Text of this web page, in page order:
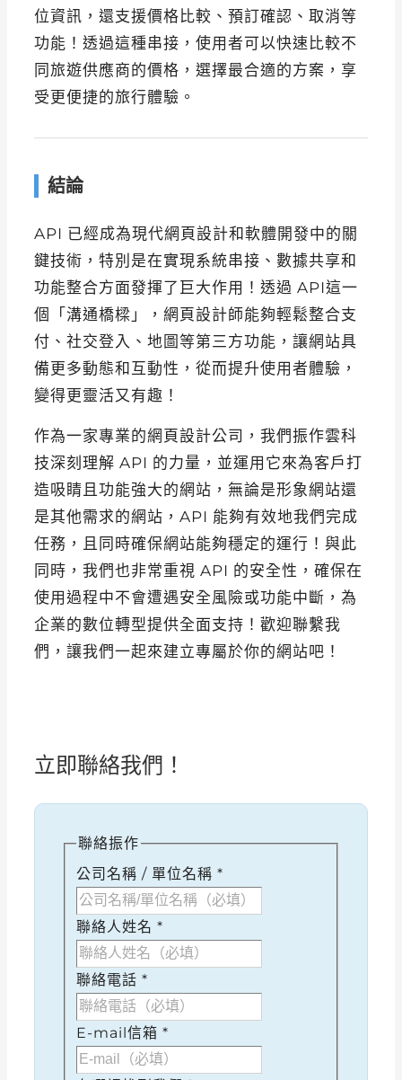
位資訊，還支援價格比較、預訂確認、取消等
功能！透過這種串接，使用者可以快速比較不
同旅遊供應商的價格，選擇最合適的方案，享
受更便捷的旅行體驗。
結論
API 已經成為現代網頁設計和軟體開發中的關
鍵技術，特別是在實現系統串接、數據共享和
功能整合方面發揮了巨大作用！透過 API這一
個「溝通橋樑」，網頁設計師能夠輕鬆整合支
付、社交登入、地圖等第三方功能，讓網站具
備更多動態和互動性，從而提升使用者體驗，
變得更靈活又有趣！
作為一家專業的網頁設計公司，我們振作雲科
技深刻理解 API 的力量，並運用它來為客戶打
造吸睛且功能強大的網站，無論是形象網站還
是其他需求的網站，API 能夠有效地我們完成
任務，且同時確保網站能夠穩定的運行！與此
同時，我們也非常重視 API 的安全性，確保在
使用過程中不會遭遇安全風險或功能中斷，為
企業的數位轉型提供全面支持！歡迎聯繫我
們，讓我們一起來建立專屬於你的網站吧！
立即聯絡我們！
聯絡振作
公司名稱 / 單位名稱 *
聯絡人姓名 *
聯絡電話 *
E-mail信箱 *